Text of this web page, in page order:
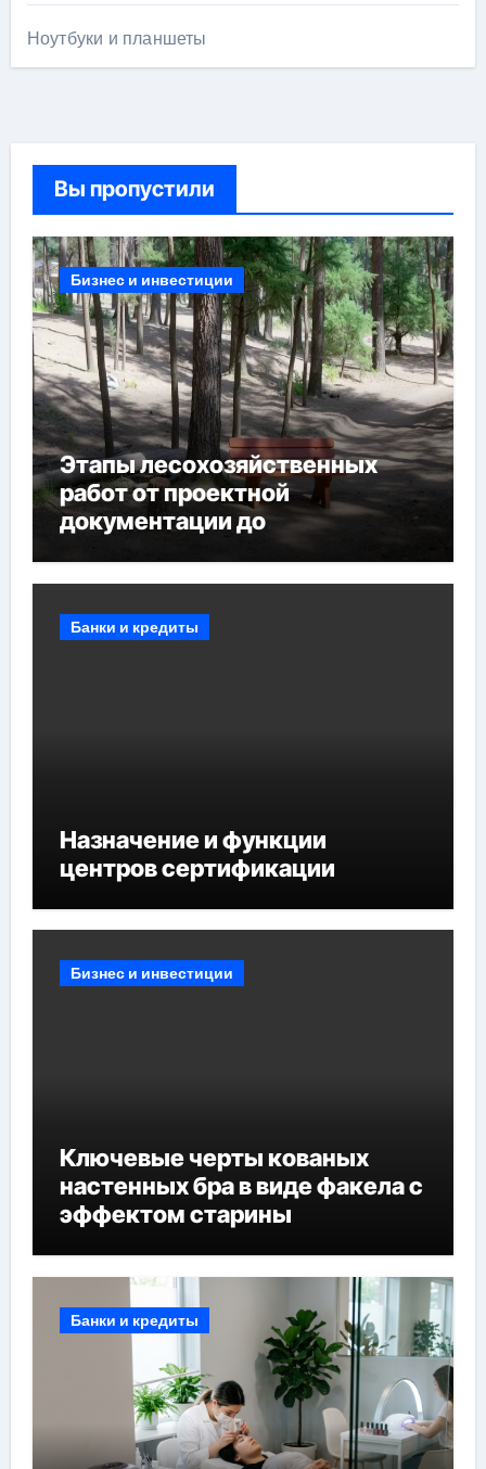
Ноутбуки и планшеты
Вы пропустили
Бизнес и инвестиции
Этапы лесохозяйственных
работ от проектной
документации до
мероприятий и обустройства
Банки и кредиты
Назначение и функции
центров сертификации
Бизнес и инвестиции
Ключевые черты кованых
настенных бра в виде факела с
эффектом старины
Банки и кредиты